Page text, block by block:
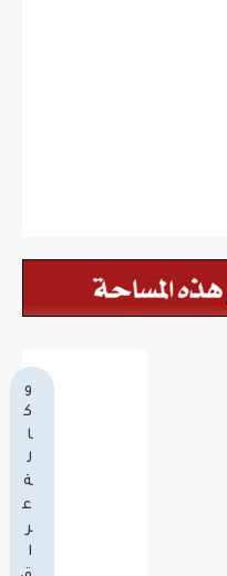
و
ك
ا
ل
ة
ع
ر
ا